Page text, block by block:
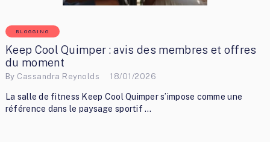
BLOGGING
Keep Cool Quimper : avis des membres et offres
du moment
By Cassandra Reynolds 18/01/2026
La salle de fitness Keep Cool Quimper s’impose comme une
référence dans le paysage sportif …